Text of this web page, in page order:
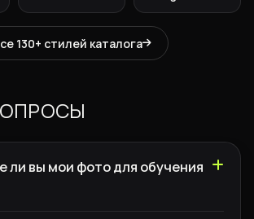
130+ стилей каталога
ли вы мои фото для обучения